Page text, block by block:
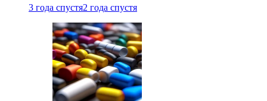
3 года спустя2 года спустя